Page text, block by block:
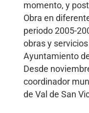
momento, y
Obra en
periodo 2005-
obras y
Ayuntamiento
Desde
coordinador
de Val de San